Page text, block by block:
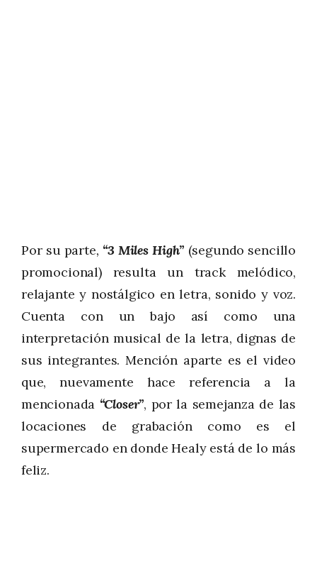
Por su parte, “3 Miles High” (segundo sencillo
promocional) resulta un track melódico,
relajante y nostálgico en letra, sonido y voz.
Cuenta con un bajo así como una
interpretación musical de la letra, dignas de
sus integrantes. Mención aparte es el video
que, nuevamente hace referencia a la
mencionada “Closer”, por la semejanza de las
locaciones de grabación como es el
supermercado en donde Healy está de lo más
feliz.